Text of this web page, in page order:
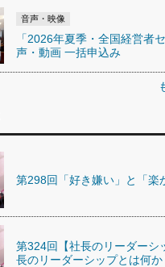
音声・映像
「2026年夏季・全国経営者
声・動画 一括申込み
第298回「好き嫌い」と「楽
第324回【社長のリーダー
長のリーダーシップとは何か